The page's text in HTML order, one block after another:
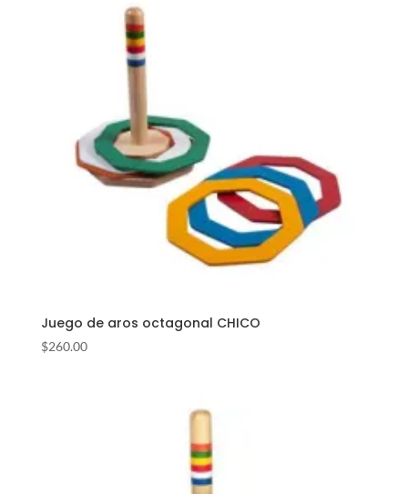
Juego de aros octagonal CHICO
$260.00